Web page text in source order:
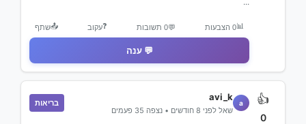
📊0 הצבעות 💬0 תשובות ❓עקוב 📤שתף
💬 ענה
👍
0
a
avi_k
שאל לפני 8 חודשים • נצפה 35 פעמים
בריאות